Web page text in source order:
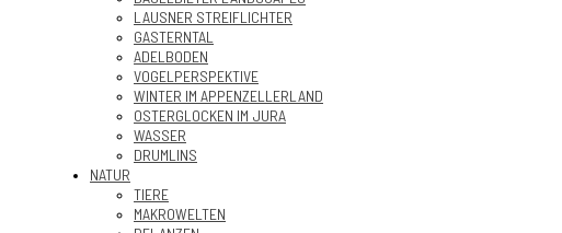
LAUSNER STREIFLICHTER
GASTERNTAL
ADELBODEN
VOGELPERSPEKTIVE
WINTER IM APPENZELLERLAND
OSTERGLOCKEN IM JURA
WASSER
DRUMLINS
NATUR
TIERE
MAKROWELTEN